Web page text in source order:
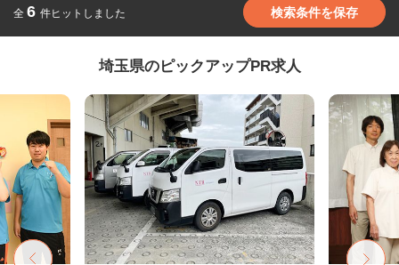
全 6 件ヒットしました 検索条件を保存
埼玉県のピックアップPR求人